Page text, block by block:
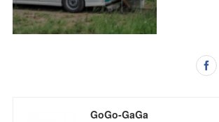
GoGo-GaGa